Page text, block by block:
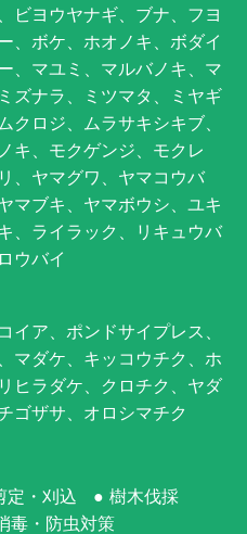
ビヨウヤナギ、ブナ、フヨ
、ボケ、ホオノキ、ボダイ
、マユミ、マルバノキ、マ
ズナラ、ミツマタ、ミヤギ
クロジ、ムラサキシキブ、
キ、モクゲンジ、モクレ
、ヤマグワ、ヤマコウバ
マブキ、ヤマボウシ、ユキ
、ライラック、リキュウバ
ウバイ
ア、ポンドサイプレス、
マダケ、キッコウチク、ホ
ヒラダケ、クロチク、ヤダ
ゴザサ、オロシマチク
定・刈込
樹木伐採
毒・防虫対策